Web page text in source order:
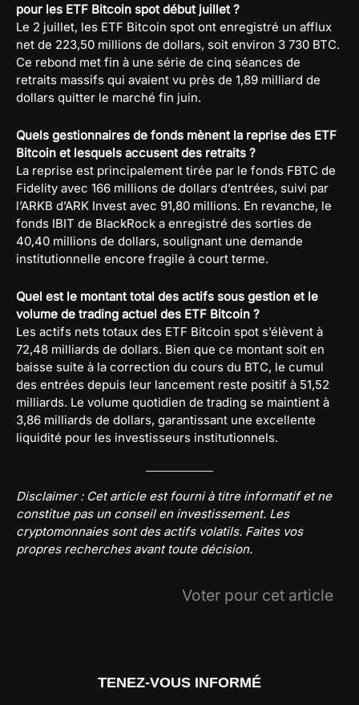
pour les ETF Bitcoin spot début juillet ?
Le 2 juillet, les ETF Bitcoin spot ont enregistré un afflux
net de 223,50 millions de dollars, soit environ 3 730 BTC.
Ce rebond met fin à une série de cinq séances de
retraits massifs qui avaient vu près de 1,89 milliard de
dollars quitter le marché fin juin.
Quels gestionnaires de fonds mènent la reprise des ETF
Bitcoin et lesquels accusent des retraits ?
La reprise est principalement tirée par le fonds FBTC de
Fidelity avec 166 millions de dollars d’entrées, suivi par
l’ARKB d’ARK Invest avec 91,80 millions. En revanche, le
fonds IBIT de BlackRock a enregistré des sorties de
40,40 millions de dollars, soulignant une demande
institutionnelle encore fragile à court terme.
Quel est le montant total des actifs sous gestion et le
volume de trading actuel des ETF Bitcoin ?
Les actifs nets totaux des ETF Bitcoin spot s’élèvent à
72,48 milliards de dollars. Bien que ce montant soit en
baisse suite à la correction du cours du BTC, le cumul
des entrées depuis leur lancement reste positif à 51,52
milliards. Le volume quotidien de trading se maintient à
3,86 milliards de dollars, garantissant une excellente
liquidité pour les investisseurs institutionnels.
Disclaimer : Cet article est fourni à titre informatif et ne
constitue pas un conseil en investissement. Les
cryptomonnaies sont des actifs volatils. Faites vos
propres recherches avant toute décision.
Voter pour cet article
TENEZ-VOUS INFORMÉ